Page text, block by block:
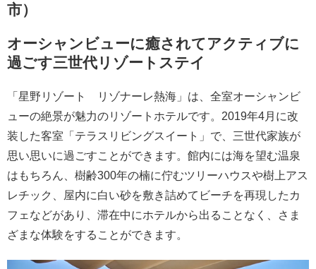
市）
オーシャンビューに癒されてアクティブに
過ごす三世代リゾートステイ
「星野リゾート リゾナーレ熱海」は、全室オーシャンビ
ューの絶景が魅力のリゾートホテルです。2019年4月に改
装した客室「テラスリビングスイート」で、三世代家族が
思い思いに過ごすことができます。館内には海を望む温泉
はもちろん、樹齢300年の楠に佇むツリーハウスや樹上アス
レチック、屋内に白い砂を敷き詰めてビーチを再現したカ
フェなどがあり、滞在中にホテルから出ることなく、さま
ざまな体験をすることができます。